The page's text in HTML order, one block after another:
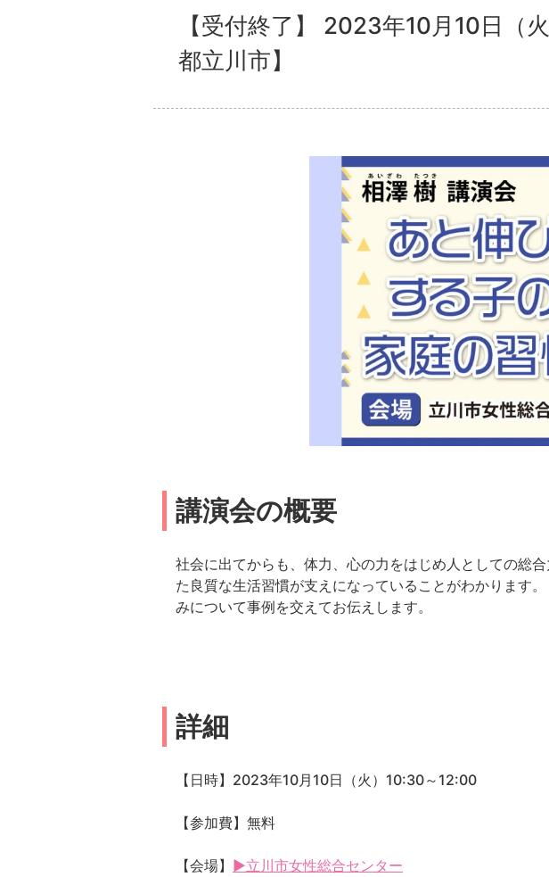
【受付終了】 2023年10月10日（
都立川市】
講演会の概要
社会に出てからも、体力、心の力をはじめ人としての総
た良質な生活習慣が支えになっていることがわかります
みについて事例を交えてお伝えします。
詳細
【日時】2023年10月10日（火）10:30～12:00
【参加費】無料
【会場】 ▶立川市女性総合センター